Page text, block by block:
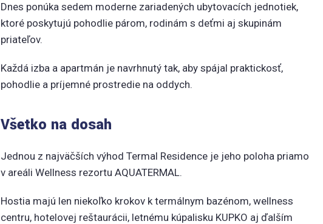
Dnes ponúka sedem moderne zariadených ubytovacích jednotiek,
ktoré poskytujú pohodlie párom, rodinám s deťmi aj skupinám
priateľov.
Každá izba a apartmán je navrhnutý tak, aby spájal praktickosť,
pohodlie a príjemné prostredie na oddych.
Všetko na dosah
Jednou z najväčších výhod Termal Residence je jeho poloha priamo
v areáli Wellness rezortu AQUATERMAL.
Hostia majú len niekoľko krokov k termálnym bazénom, wellness
centru, hotelovej reštaurácii, letnému kúpalisku KUPKO aj ďalším